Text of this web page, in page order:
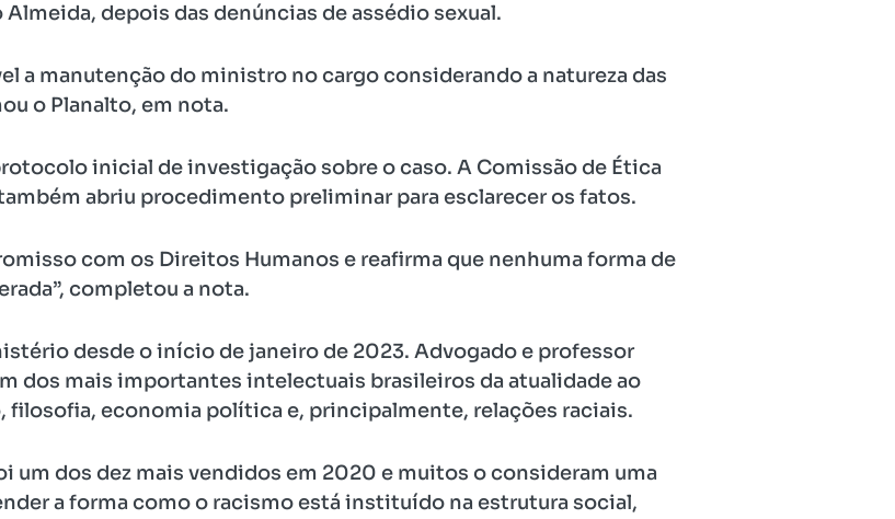
depois das denúncias de assédio sexual.
a manutenção do ministro no cargo considerando a natureza das
o Planalto, em nota.
inicial de investigação sobre o caso. A Comissão de Ética
abriu procedimento preliminar para esclarecer os fatos.
com os Direitos Humanos e reafirma que nenhuma forma de
completou a nota.
desde o início de janeiro de 2023. Advogado e professor
dos mais importantes intelectuais brasileiros da atualidade ao
economia política e, principalmente, relações raciais.
um dos dez mais vendidos em 2020 e muitos o consideram uma
a forma como o racismo está instituído na estrutura social,